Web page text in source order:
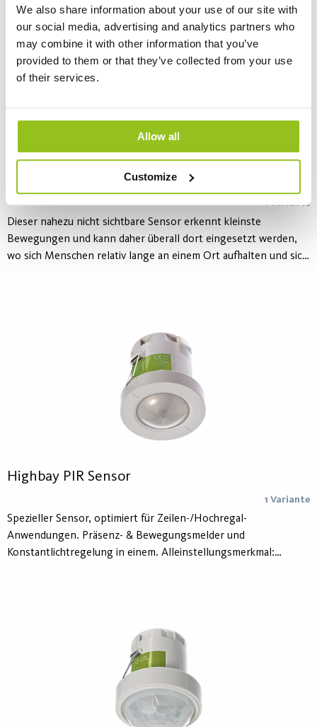
We also share information about your use of our site with
our social media, advertising and analytics partners who
may combine it with other information that you’ve
provided to them or that they’ve collected from your use
of their services.
Allow all
Customize
standhalten. Darüber hinaus ist der Sensor mit speziellen
Dichtungen gegen das Eindringen von Feuchtigkeit geschützt.
Der Kühlhaus-PIR-Sensor LT30 wurde für Installationshöhen
von bis zu 15 m und einen Erfassungsbereich von 40m
entwickelt. Der Erfassungsbereich kann individuell auf
dass eine mechanische Abdeckung für die Linse erforderlich ist,
bis auf eine Höhe von 15m anpassen.
HF Universal Sensor
1 Variante
Dieser nahezu nicht sichtbare Sensor erkennt kleinste
Bewegungen und kann daher überall dort eingesetzt werden,
wo sich Menschen relativ lange an einem Ort aufhalten und sich
nicht sichtbar und steuert doch die Beleuchtung.
Highbay PIR Sensor
1 Variante
Spezieller Sensor, optimiert für Zeilen-/Hochregal-
Anwendungen. Präsenz- & Bewegungsmelder und
Konstantlichtregelung in einem. Alleinstellungsmerkmal: